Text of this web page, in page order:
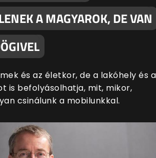
A MAGYAROK, DE VAN
és az életkor, de a lakóhely és a
is befolyásolhatja, mit, mikor,
csinálunk a mobilunkkal.